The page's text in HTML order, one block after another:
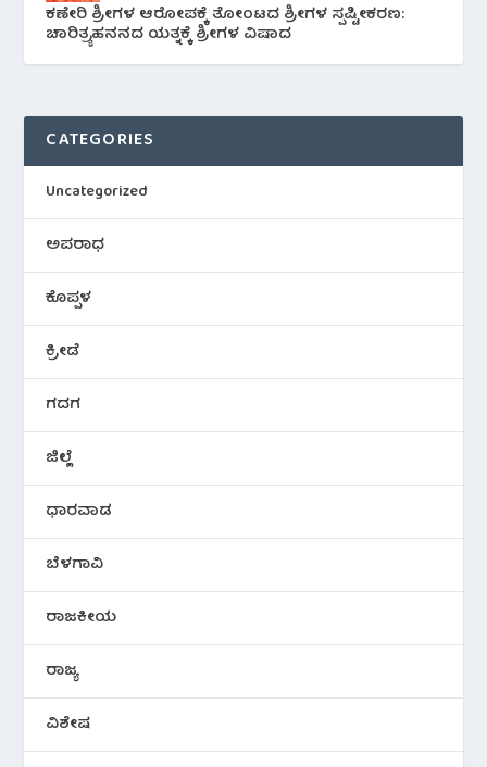
ಕಣೇರಿ ಶ್ರೀಗಳ ಆರೋಪಕ್ಕೆ ತೋಂಟದ ಶ್ರೀಗಳ ಸ್ಪಷ್ಟೀಕರಣ:
ಚಾರಿತ್ರ್ಯಹನನದ ಯತ್ನಕ್ಕೆ ಶ್ರೀಗಳ ವಿಷಾದ
CATEGORIES
Uncategorized
ಅಪರಾಧ
ಕೊಪ್ಪಳ
ಕ್ರೀಡೆ
ಗದಗ
ಜಿಲ್ಲೆ
ಧಾರವಾಡ
ಬೆಳಗಾವಿ
ರಾಜಕೀಯ
ರಾಜ್ಯ
ವಿಶೇಷ